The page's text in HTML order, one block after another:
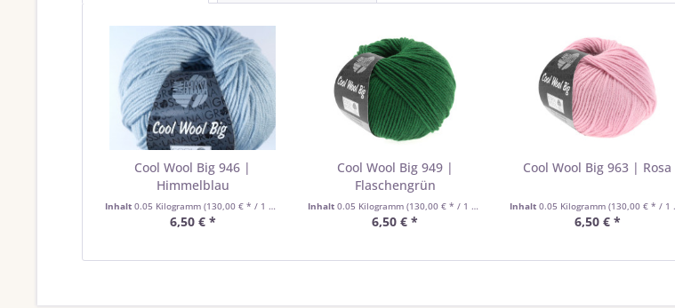
Cool Wool Big 946 |
Himmelblau
Inhalt 0.05 Kilogramm (130,00 € * / 1 Kilogramm)
6,50 € *
Cool Wool Big 949 |
Flaschengrün
Inhalt 0.05 Kilogramm (130,00 € * / 1 Kilogramm)
6,50 € *
Cool Wool Big 963 | Rosa
Inhalt0.05 Kilogramm(130,00 € * / 1 Kilogramm)
6,50 € *